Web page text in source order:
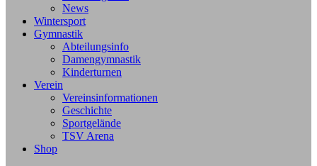
News
Wintersport
Gymnastik
Abteilungsinfo
Damengymnastik
Kinderturnen
Verein
Vereinsinformationen
Geschichte
Sportgelände
TSV Arena
Shop